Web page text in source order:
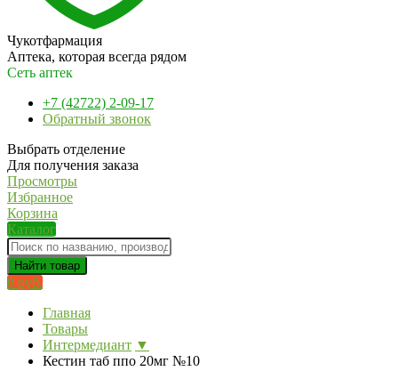
Чукотфармация
Аптека, которая всегда рядом
Сеть аптек
+7 (42722) 2-09-17
Обратный звонок
Выбрать отделение
Для получения заказа
Просмотры
Избранное
Корзина
Каталог
Найти товар
0 руб.
Главная
Товары
Интермедиант ▼
Кестин таб ппо 20мг №10